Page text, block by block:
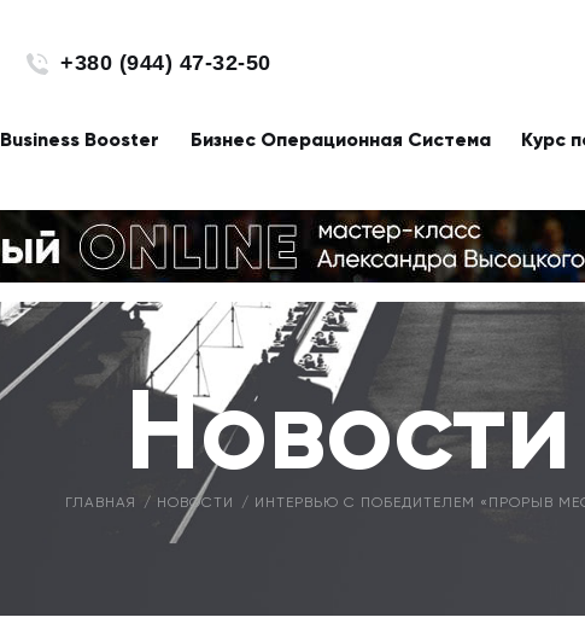
+380 (944) 47-32-50
Business Booster Бизнес Операционная Система Курс
Новости
ГЛАВНАЯ НОВОСТИ ИНТЕРВЬЮ С ПОБЕДИТЕЛЕМ «ПРОРЫВ